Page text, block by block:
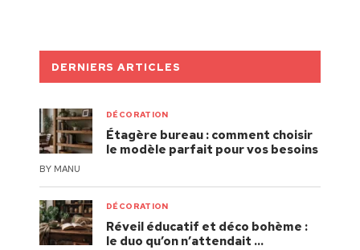
DERNIERS ARTICLES
DÉCORATION
Étagère bureau : comment choisir
le modèle parfait pour vos besoins
BY MANU
DÉCORATION
Réveil éducatif et déco bohème :
le duo qu’on n’attendait …